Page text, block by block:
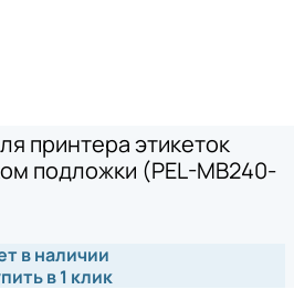
принтера этикеток
подложки (PEL-MB240-
в наличии
в 1 клик